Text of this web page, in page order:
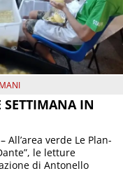
SETTIMANA IN
All’area verde Le Plan-
le letture
di Antonello